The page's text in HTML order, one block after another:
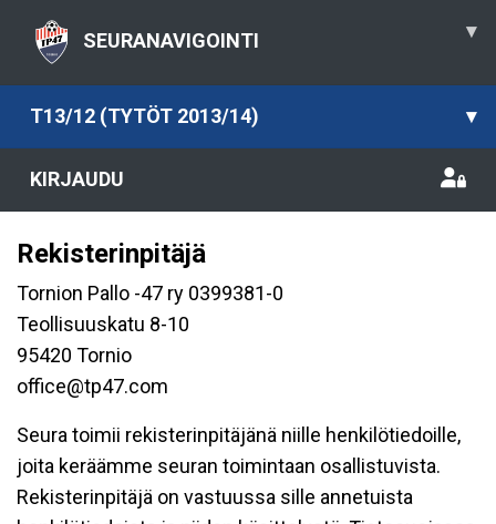
SEURANAVIGOINTI ▾
T13/12 (TYTÖT 2013/14) ▾
KIRJAUDU
Rekisterinpitäjä
Tornion Pallo -47 ry 0399381-0
Teollisuuskatu 8-10
95420 Tornio
office@tp47.com
Seura toimii rekisterinpitäjänä niille henkilötiedoille,
joita keräämme seuran toimintaan osallistuvista.
Rekisterinpitäjä on vastuussa sille annetuista